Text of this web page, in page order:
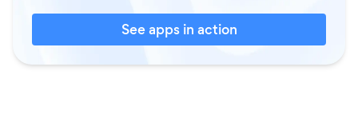
See apps in action